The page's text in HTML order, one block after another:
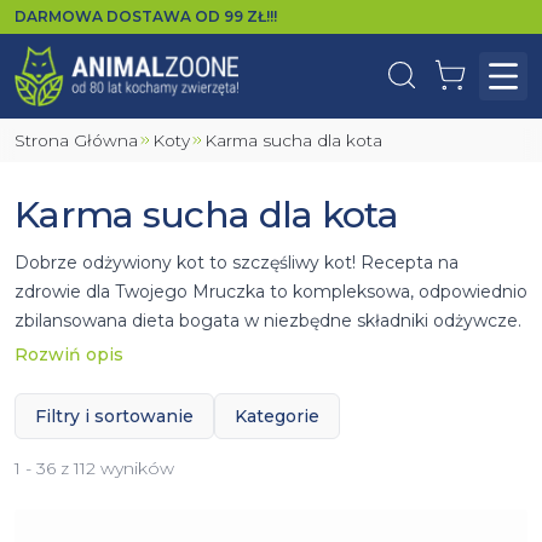
DARMOWA DOSTAWA OD 99 ZŁ!!!
WyszukajKoszyk
Strona Główna Koty Karma sucha dla kota
Karma sucha dla kota
Dobrze odżywiony kot to szczęśliwy kot! Recepta na
zdrowie dla Twojego Mruczka to kompleksowa, odpowiednio
zbilansowana dieta bogata w niezbędne składniki odżywcze.
Kluczową rolę w żywieniu czworonoga może odegrać
sterylizowanych . Dzięki szerokiemu wachlarzowi karm
można dobrać właściwą dla Twojego kociaka. Pod uwagę
należy wziąć kilka aspektów jakimi są między innymi skład i
Rozwiń opis
Filtry i sortowanie Kategorie
1 - 36 z 112 wyników